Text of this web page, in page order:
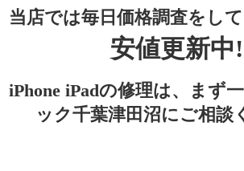
当店では毎日価格調査をし
安値更新中
iPhone iPadの修理は、まず
ック千葉津田沼にご相談